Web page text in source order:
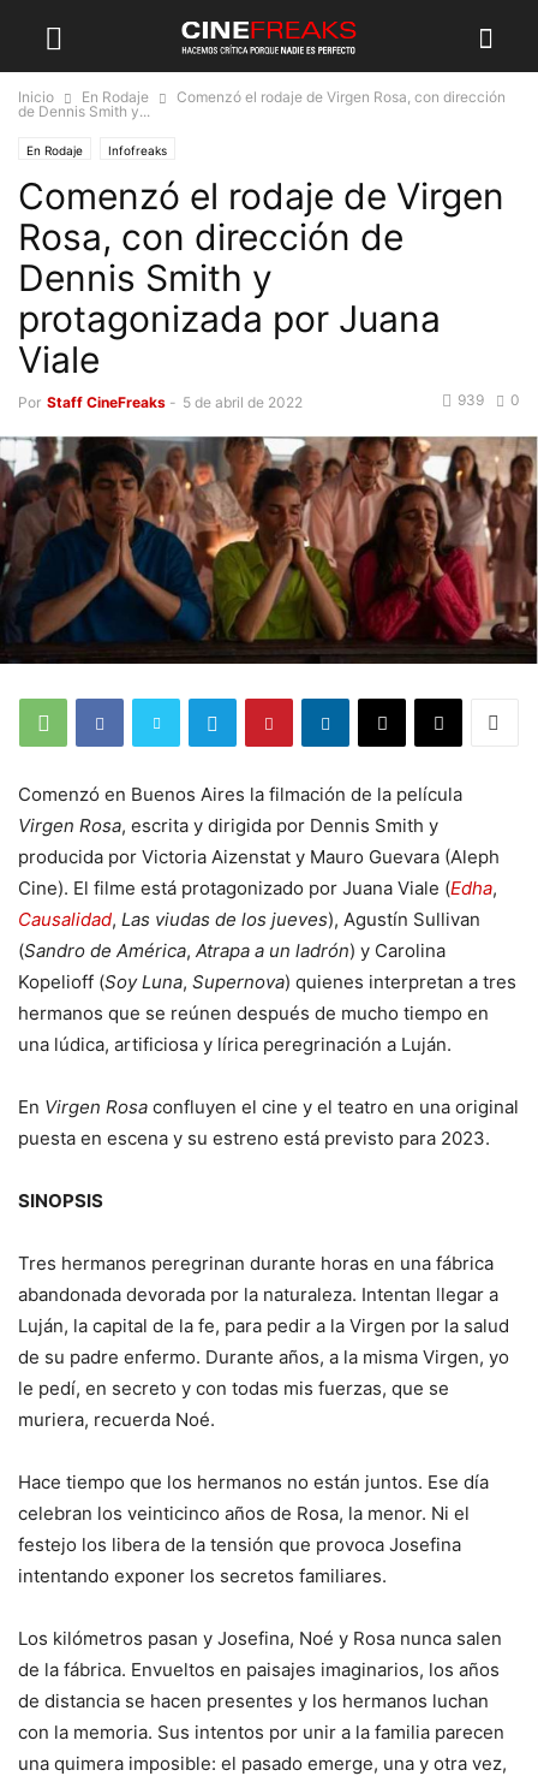
Inicio En Rodaje
Comenzó el rodaje de Virgen Rosa, con dirección
de Dennis Smith y...
En Rodaje Infofreaks
Comenzó el rodaje de Virgen
Rosa, con dirección de
Dennis Smith y
protagonizada por Juana
Viale
Por Staff CineFreaks - 5 de abril de 2022 0
939
Comenzó en Buenos Aires la filmación de la película
Virgen Rosa, escrita y dirigida por Dennis Smith y
producida por Victoria Aizenstat y Mauro Guevara (Aleph
Cine). El filme está protagonizado por Juana Viale (Edha,
Causalidad, Las viudas de los jueves), Agustín Sullivan
(Sandro de América, Atrapa a un ladrón) y Carolina
Kopelioff (Soy Luna, Supernova) quienes interpretan a tres
hermanos que se reúnen después de mucho tiempo en
una lúdica, artificiosa y lírica peregrinación a Luján.
En Virgen Rosa confluyen el cine y el teatro en una original
puesta en escena y su estreno está previsto para 2023.
SINOPSIS
Tres hermanos peregrinan durante horas en una fábrica
abandonada devorada por la naturaleza. Intentan llegar a
Luján, la capital de la fe, para pedir a la Virgen por la salud
de su padre enfermo. Durante años, a la misma Virgen, yo
le pedí, en secreto y con todas mis fuerzas, que se
muriera, recuerda Noé.
Hace tiempo que los hermanos no están juntos. Ese día
celebran los veinticinco años de Rosa, la menor. Ni el
festejo los libera de la tensión que provoca Josefina
intentando exponer los secretos familiares.
Los kilómetros pasan y Josefina, Noé y Rosa nunca salen
de la fábrica. Envueltos en paisajes imaginarios, los años
de distancia se hacen presentes y los hermanos luchan
con la memoria. Sus intentos por unir a la familia parecen
una quimera imposible: el pasado emerge, una y otra vez,